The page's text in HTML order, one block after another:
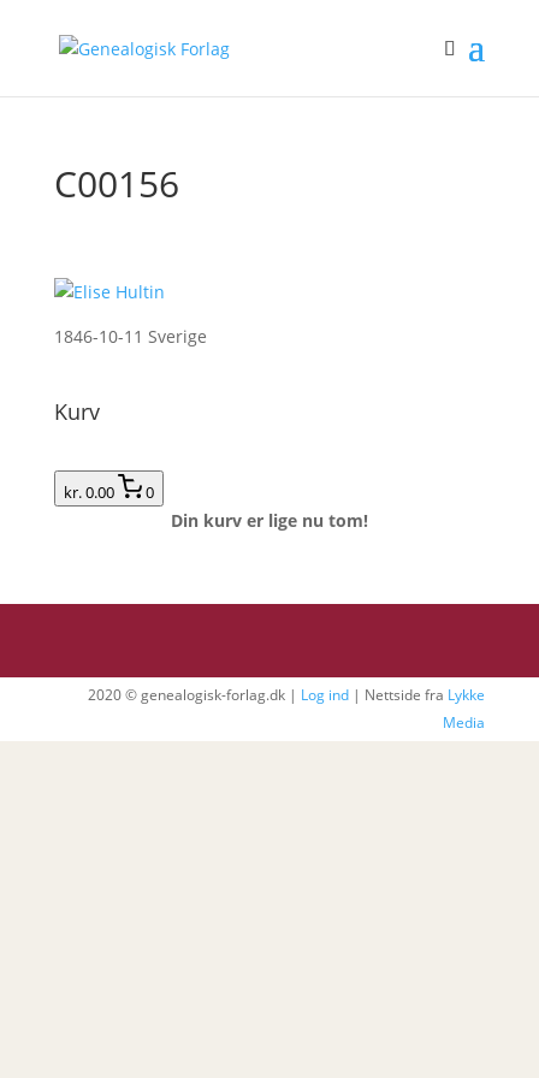
C00156
1846-10-11 Sverige
Kurv
kr. 0.00 0
Din kurv er lige nu tom!
2020 © genealogisk-forlag.dk | Log ind | Nettside fra Lykke
Media